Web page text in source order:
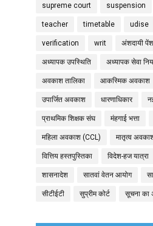
supreme court suspension
teacher timetable udise
verification writ अंशदायी
अध्यापक उपस्थिति अध्यापक सेवा
अवकाश तालिका आकस्मिक अवकाश
उपार्जित अवकाश धारणाधिकार
प्राथमिक शिक्षक संघ मंहगाई भत्ता
महिला अवकाश (CCL) मातृत्व
वित्तिय हस्तपुस्तिका विदेश-हज यात्रा
शासनादेश सातवां वेतन आयोग
सीटीईटी सुप्रीम कोर्ट सूचना का